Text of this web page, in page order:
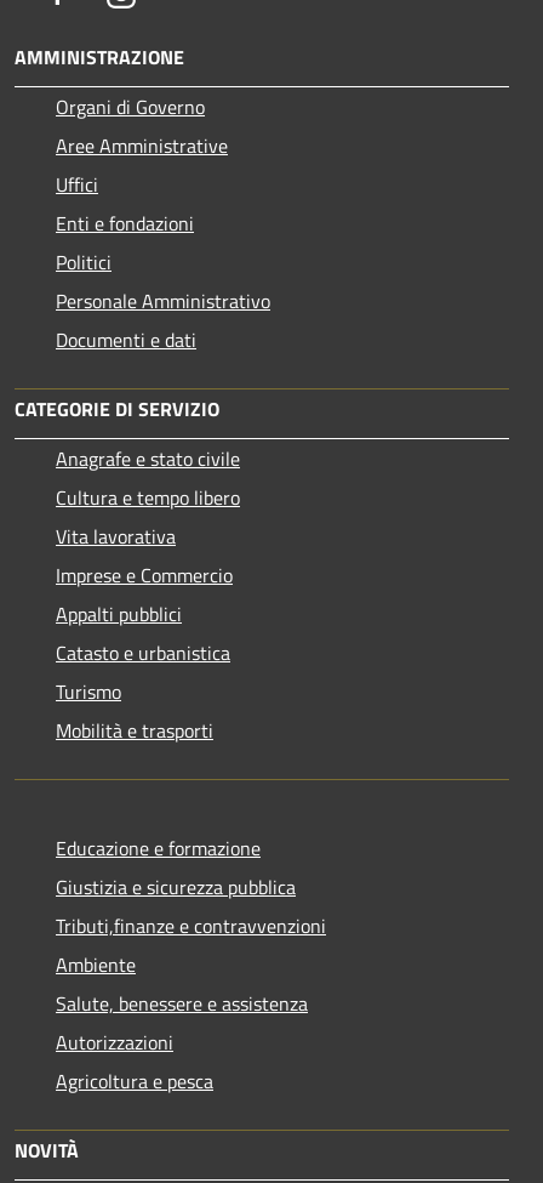
AMMINISTRAZIONE
Organi di Governo
Aree Amministrative
Uffici
Enti e fondazioni
Politici
Personale Amministrativo
Documenti e dati
CATEGORIE DI SERVIZIO
Anagrafe e stato civile
Cultura e tempo libero
Vita lavorativa
Imprese e Commercio
Appalti pubblici
Catasto e urbanistica
Turismo
Mobilità e trasporti
Educazione e formazione
Giustizia e sicurezza pubblica
Tributi,finanze e contravvenzioni
Ambiente
Salute, benessere e assistenza
Autorizzazioni
Agricoltura e pesca
NOVITÀ